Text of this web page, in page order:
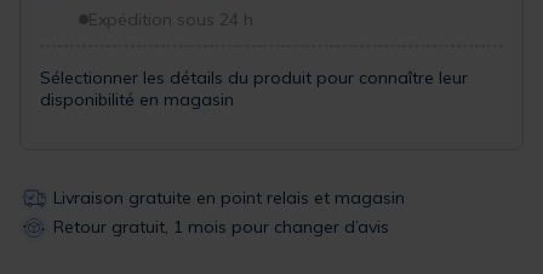
Expédition sous 24 h
Sélectionner les détails du produit pour connaître leur
disponibilité en magasin
Livraison gratuite en point relais et magasin
Retour gratuit, 1 mois pour changer d’avis